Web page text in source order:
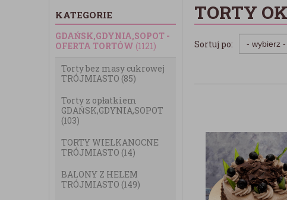
KATEGORIE
GDAŃSK,GDYNIA,SOPOT -
OFERTA TORTÓW (1121)
Torty bez masy cukrowej
TRÓJMIASTO (85)
Torty z opłatkiem
GDAŃSK,GDYNIA,SOPOT
(103)
TORTY WIELKANOCNE
TRÓJMIASTO (14)
BALONY Z HELEM
TRÓJMIASTO (149)
TORTY
Sortuj po: